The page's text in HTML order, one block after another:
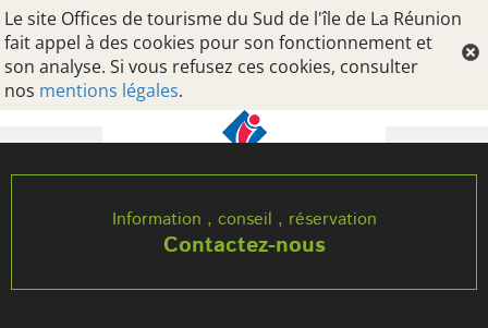
Le site Offices de tourisme du Sud de l'île de La Réunion
fait appel à des cookies pour son fonctionnement et
son analyse. Si vous refusez ces cookies, consulter
nos mentions légales.
Oops, an error occurred! Code: 20260807144123d61b27af
Information , conseil , réservation
Contactez-nous